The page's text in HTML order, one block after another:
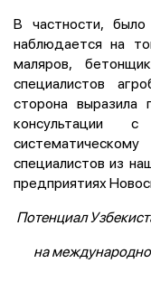
В частности,
наблюдается на
маляров,
специалистов
сторона выразила
консультации
специалистов из
предприятиях
Потенциал
на